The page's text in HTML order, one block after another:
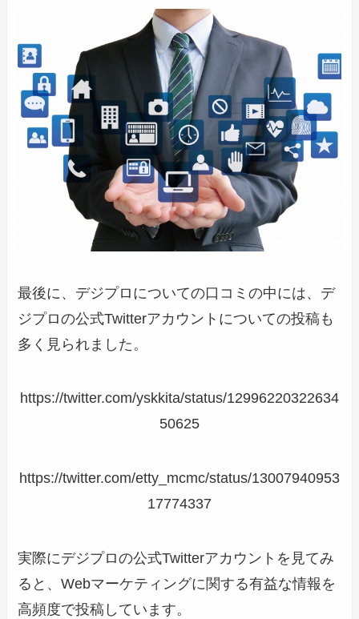
最後に、デジプロについての口コミの中には、デ
ジプロの公式Twitterアカウントについての投稿も
多く見られました。
https://twitter.com/yskkita/status/12996220322634
50625
https://twitter.com/etty_mcmc/status/13007940953
17774337
実際にデジプロの公式Twitterアカウントを見てみ
ると、Webマーケティングに関する有益な情報を
高頻度で投稿しています。